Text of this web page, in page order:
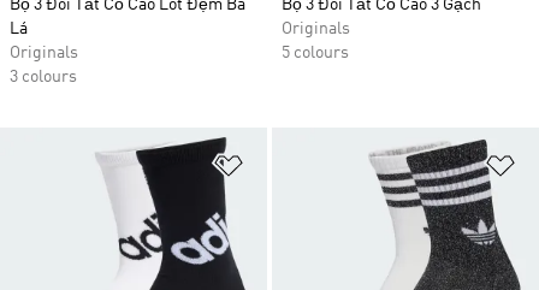
Bộ 3 Đôi Tất Cổ Cao Lót Đệm Ba
Lá
Originals
3 colours
Bộ 3 Đôi Tất Cổ Cao 3 Gạch
Originals
5 colours
Add to Wishlist